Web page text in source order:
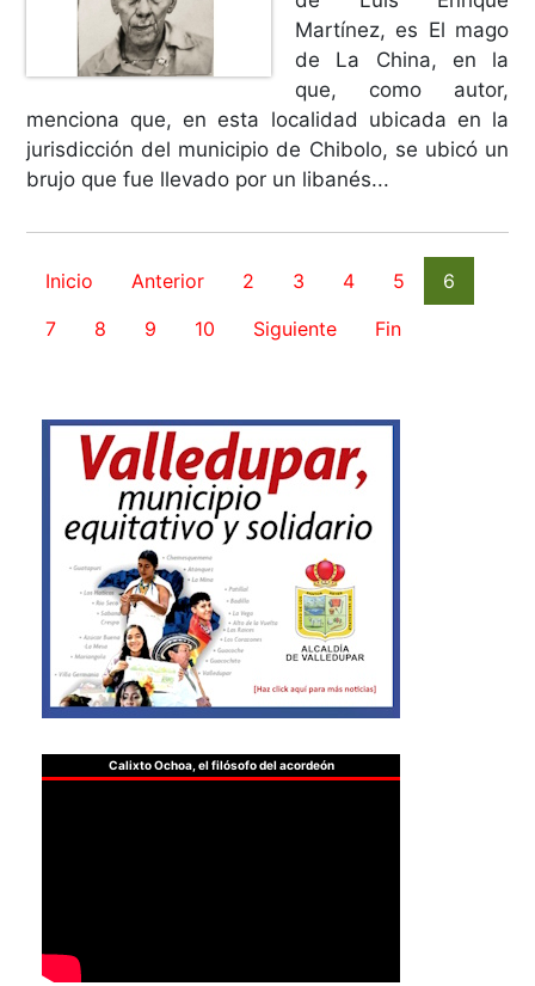
Martínez, es El mago
de La China, en la
que, como autor,
menciona que, en esta localidad ubicada en la
jurisdicción del municipio de Chibolo, se ubicó un
brujo que fue llevado por un libanés...
Inicio Anterior 2 3 4 5
6
7
8 9 10 Siguiente Fin
Calixto Ochoa, el filósofo del acordeón